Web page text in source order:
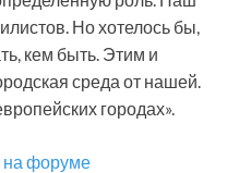
Но хотелось бы,
кем быть. Этим и
среда от нашей.
городах».
на форуме